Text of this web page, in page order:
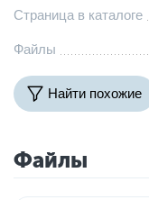
Страница в каталоге
Файлы
Найти похожие
Файлы